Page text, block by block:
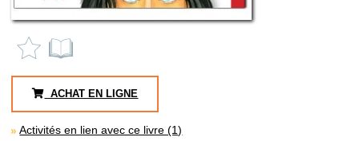
ACHAT EN LIGNE
Activités en lien avec ce livre (1)